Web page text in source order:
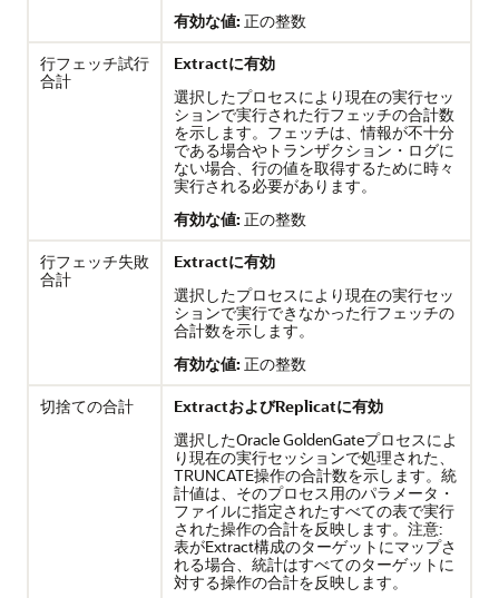
有効な値: 正の整数
行フェッチ試行
合計
Extractに有効
選択したプロセスにより現在の実行セッ
ションで実行された行フェッチの合計数
を示します。フェッチは、情報が不十分
である場合やトランザクション・ログに
ない場合、行の値を取得するために時々
実行される必要があります。
有効な値: 正の整数
行フェッチ失敗
合計
Extractに有効
選択したプロセスにより現在の実行セッ
ションで実行できなかった行フェッチの
合計数を示します。
有効な値: 正の整数
切捨ての合計
ExtractおよびReplicatに有効
選択したOracle GoldenGateプロセスによ
り現在の実行セッションで処理された、
TRUNCATE操作の合計数を示します。統
計値は、そのプロセス用のパラメータ・
ファイルに指定されたすべての表で実行
された操作の合計を反映します。注意:
表がExtract構成のターゲットにマップさ
れる場合、統計はすべてのターゲットに
対する操作の合計を反映します。